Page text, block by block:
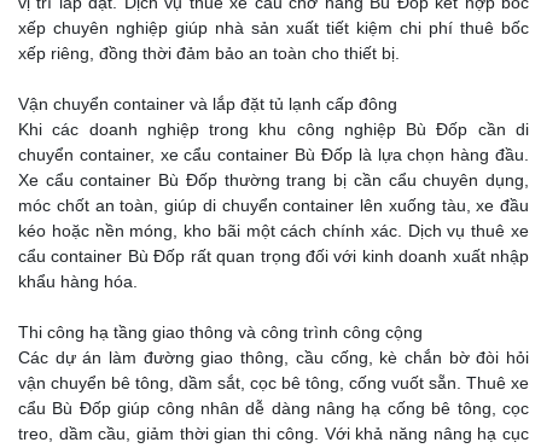
xếp chuyên nghiệp giúp nhà sản xuất tiết kiệm chi phí thuê bốc
xếp riêng, đồng thời đảm bảo an toàn cho thiết bị.
Vận chuyển container và lắp đặt tủ lạnh cấp đông
Khi các doanh nghiệp trong khu công nghiệp Bù Đốp cần di
chuyển container, xe cẩu container Bù Đốp là lựa chọn hàng đầu.
Xe cẩu container Bù Đốp thường trang bị cần cẩu chuyên dụng,
móc chốt an toàn, giúp di chuyển container lên xuống tàu, xe đầu
kéo hoặc nền móng, kho bãi một cách chính xác. Dịch vụ thuê xe
cẩu container Bù Đốp rất quan trọng đối với kinh doanh xuất nhập
khẩu hàng hóa.
Thi công hạ tầng giao thông và công trình công cộng
Các dự án làm đường giao thông, cầu cống, kè chắn bờ đòi hỏi
vận chuyển bê tông, dầm sắt, cọc bê tông, cống vuốt sẵn. Thuê xe
cẩu Bù Đốp giúp công nhân dễ dàng nâng hạ cống bê tông, cọc
treo, dầm cầu, giảm thời gian thi công. Với khả năng nâng hạ cục